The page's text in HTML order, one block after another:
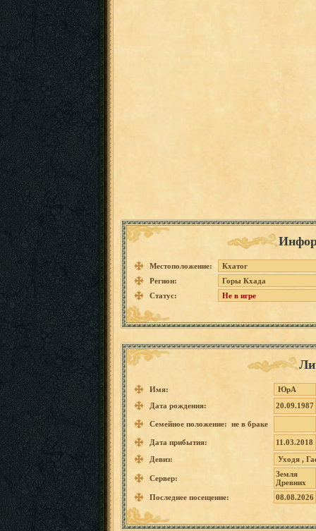
Местоположение:
Кхатог
Регион:
Горы Кхада
Статус:
Не в игре
Имя:
ЮрА
Дата рождения:
20.09.1987
Семейное положение: не в браке
Дата прибытия:
11.03.2018
Девиз:
Уходя ,
Сервер:
Земля
Древних
Последнее посещение:
08.08.2026